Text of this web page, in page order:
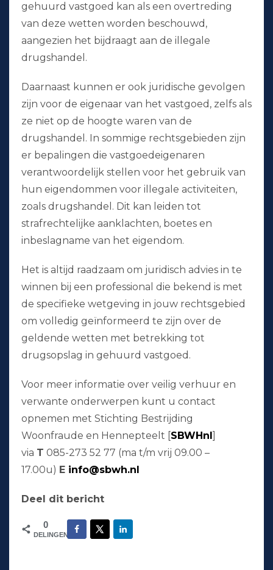
gehuurd vastgoed kan als een overtreding
van deze wetten worden beschouwd,
aangezien het bijdraagt aan de illegale
drugshandel.
Daarnaast kunnen er ook juridische gevolgen
zijn voor de eigenaar van het vastgoed, zelfs als
ze niet op de hoogte waren van de
drugshandel. In sommige rechtsgebieden zijn
er bepalingen die vastgoedeigenaren
verantwoordelijk stellen voor het gebruik van
hun eigendommen voor illegale activiteiten,
zoals drugshandel. Dit kan leiden tot
strafrechtelijke aanklachten, boetes en
inbeslagname van het eigendom.
Het is altijd raadzaam om juridisch advies in te
winnen bij een professional die bekend is met
de specifieke wetgeving in jouw rechtsgebied
om volledig geïnformeerd te zijn over de
geldende wetten met betrekking tot
drugsopslag in gehuurd vastgoed.
Voor meer informatie over veilig verhuur en
verwante onderwerpen kunt u contact
opnemen met Stichting Bestrijding
Woonfraude en Hennepteelt [SBWHnl]
via T 085-273 52 77 (ma t/m vrij 09.00 –
17.00u) E info@sbwh.nl
Deel dit bericht
0
DELINGEN